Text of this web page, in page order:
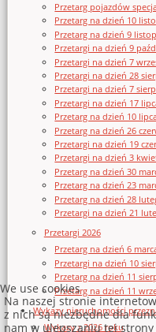
Przetarg pojazdów
Przetarg na dzień 10
Przetarg na dzień 9
Przetargi na dzień 9
Przetargi na dzień 7
Przetargi na dzień 28
Przetargi na dzień 7
Przetargi na dzień 17
Przetarg na dzień 10
Przetarg na dzień 26
Przetargi na dzień 19
Przetargi na dzień 3
Przetarg na dzień 30
Przetarg na dzień 23
Przetarg na dzień 28
Przetargi na dzień 21
Przetargi 2026
Przetarg na dzień 6
Przetargi na dzień 10
Przetarg na dzień 11
Przetarg na dzień 11
Wykazy nieruchomości
Wykazy z 2026 roku
We use cookies
Na naszej stronie
z nich są niezbędne dla
nam w ulepszaniu tej